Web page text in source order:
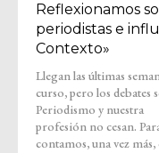
Reflexionamos
periodistas e
Contexto»
Llegan las últimas
curso, pero los debates
Periodismo y nuestra
profesión no cesan.
contamos, una vez
nuestro propio
#Entremedios. Laura
Adriana Pérez, Gisela de Mur